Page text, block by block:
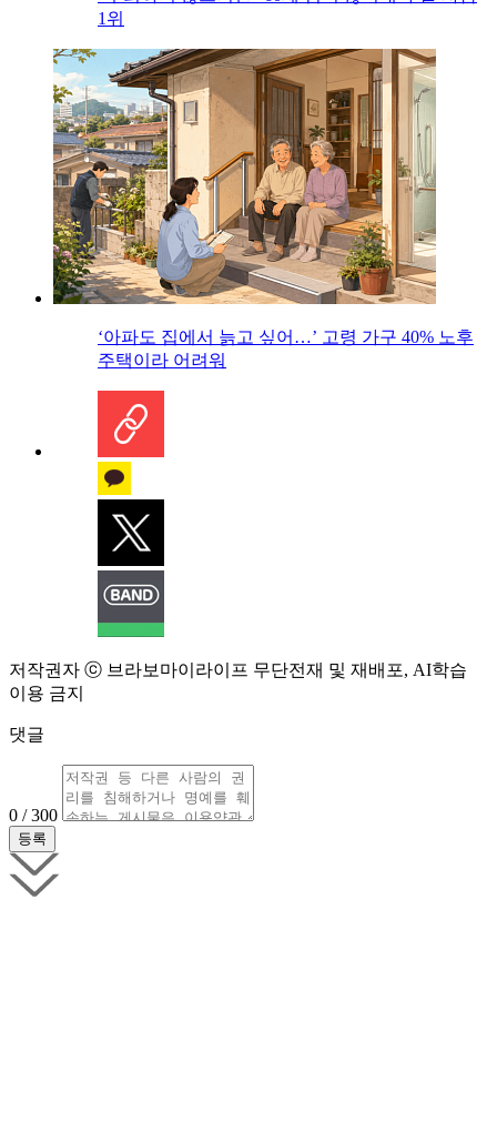
1위
‘아파도 집에서 늙고 싶어…’ 고령 가구 40% 노후
주택이라 어려워
저작권자 ⓒ 브라보마이라이프 무단전재 및 재배포, AI학습
이용 금지
댓글
0 / 300